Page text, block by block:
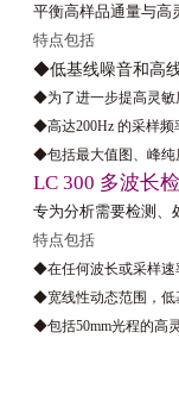
平衡高样品通量与高
特点包括
◆低基线噪音和高
◆为了进一步提高灵敏
◆高达200Hz 的采样
◆包括最大值图、峰纯
LC 300 多波长
专为分析需要检测、
特点包括
◆在任何波长或采样速
◆宽线性动态范围，低
◆包括50mm光程的高